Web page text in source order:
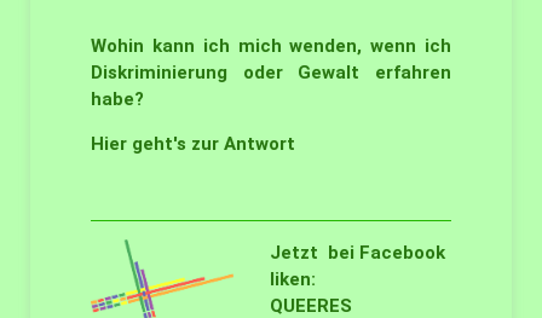
Wohin kann ich mich wenden, wenn ich
Diskriminierung oder Gewalt erfahren
habe?
Hier geht's zur Antwort
Jetzt bei Facebook
liken:
QUEERES